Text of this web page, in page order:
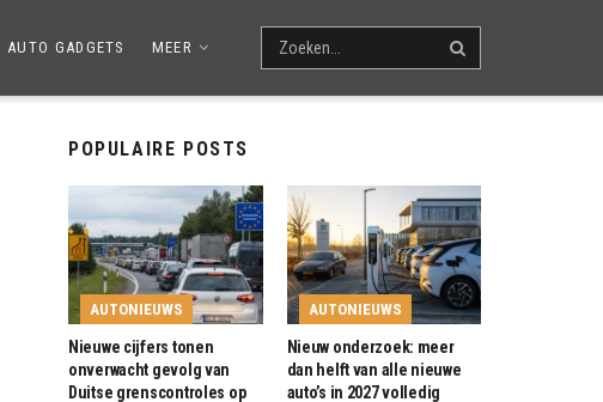
AUTO GADGETS MEER
POPULAIRE POSTS
AUTONIEUWS
Nieuwe cijfers tonen
onverwacht gevolg van
Duitse grenscontroles op
AUTONIEUWS
Nieuw onderzoek: meer
dan helft van alle nieuwe
auto’s in 2027 volledig